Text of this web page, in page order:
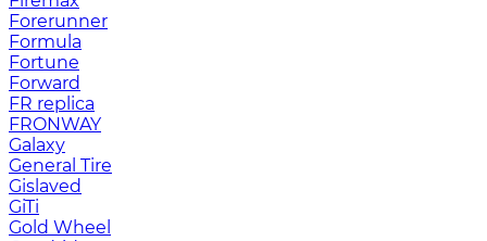
Forerunner
Formula
Fortune
Forward
FR replica
FRONWAY
Galaxy
General Tire
Gislaved
GiTi
Gold Wheel